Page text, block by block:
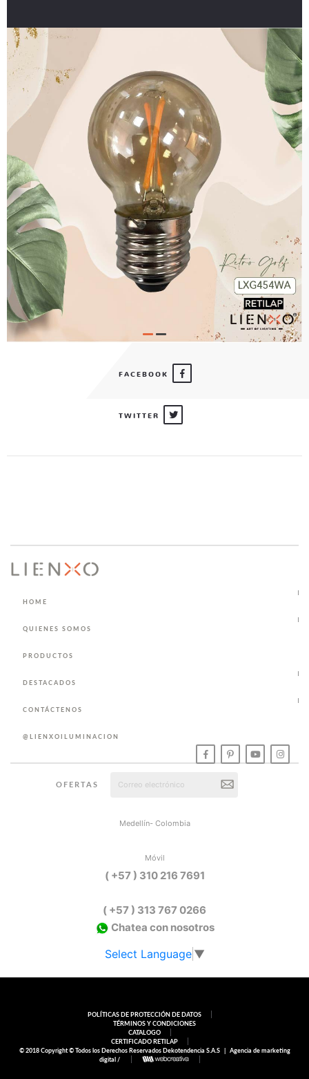
FACEBOOK
TWITTER
HOME
QUIENES SOMOS
PRODUCTOS
DESTACADOS
CONTÁCTENOS
@LIENXOILUMINACION
OFERTAS
Medellín- Colombia
Móvil
( +57 ) 310 216 7691
( +57 ) 313 767 0266
Chatea con nosotros
Select Language ▼
POLÍTICAS DE PROTECCIÓN DE DATOS
TÉRMINOS Y CONDICIONES
CATALOGO
CERTIFICADO RETILAP
© 2018 Copyright © Todos los Derechos Reservados Dekotendencia S.A.S | Agencia de marketing
digital /